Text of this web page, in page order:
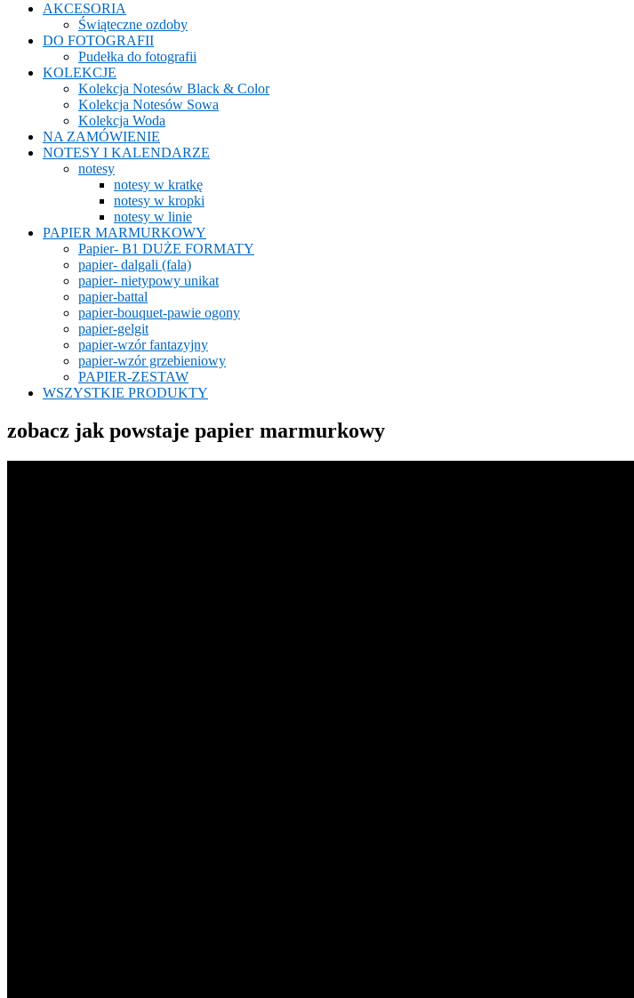
AKCESORIA
Świąteczne ozdoby
DO FOTOGRAFII
Pudełka do fotografii
KOLEKCJE
Kolekcja Notesów Black & Color
Kolekcja Notesów Sowa
Kolekcja Woda
NA ZAMÓWIENIE
NOTESY I KALENDARZE
notesy
notesy w kratkę
notesy w kropki
notesy w linie
PAPIER MARMURKOWY
Papier- B1 DUŻE FORMATY
papier- dalgali (fala)
papier- nietypowy unikat
papier-battal
papier-bouquet-pawie ogony
papier-gelgit
papier-wzór fantazyjny
papier-wzór grzebieniowy
PAPIER-ZESTAW
WSZYSTKIE PRODUKTY
zobacz jak powstaje papier marmurkowy